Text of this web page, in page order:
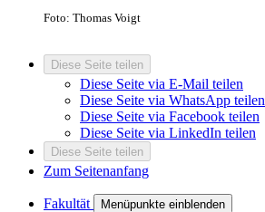
Foto: Thomas Voigt
Diese Seite teilen
Diese Seite via E-Mail teilen
Diese Seite via WhatsApp teilen
Diese Seite via Facebook teilen
Diese Seite via LinkedIn teilen
Diese Seite teilen
Zum Seitenanfang
Fakultät Menüpunkte einblenden